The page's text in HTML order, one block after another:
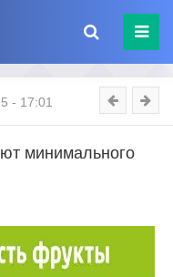
- 17:01
минимального